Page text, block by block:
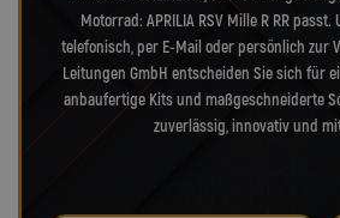
Motorrad: APRILIA RSV Mille R RR
telefonisch, per E-Mail oder persönlich zur
Leitungen GmbH entscheiden Sie sich für
anbaufertige Kits und maßgeschneiderte
zuverlässig, innovativ und